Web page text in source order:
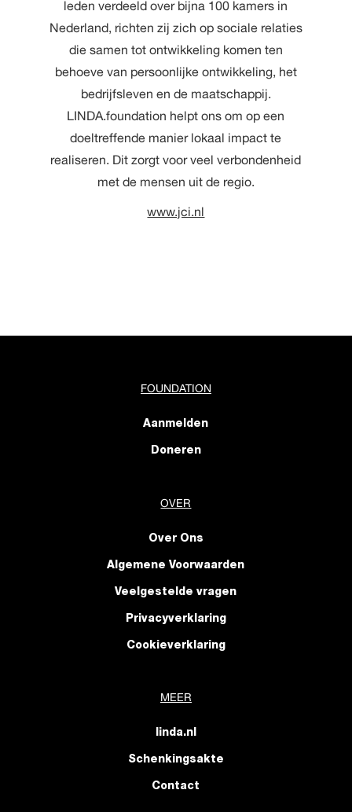
leden verdeeld over bijna 100 kamers in
Nederland, richten zij zich op sociale relaties
die samen tot ontwikkeling komen ten
behoeve van persoonlijke ontwikkeling, het
bedrijfsleven en de maatschappij.
LINDA.foundation helpt ons om op een
doeltreffende manier lokaal impact te
realiseren. Dit zorgt voor veel verbondenheid
met de mensen uit de regio.
www.jci.nl
FOUNDATION
Aanmelden
Doneren
OVER
Over Ons
Algemene Voorwaarden
Veelgestelde vragen
Privacyverklaring
Cookieverklaring
MEER
linda.nl
Schenkingsakte
Contact